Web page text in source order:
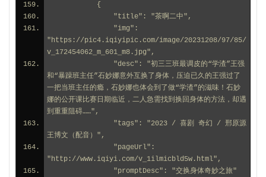
            {
                "title": "茶啊二中",
"https://pic4.iqiyipic.com/image/20231208/97/85/
v_172454062_m_601_m8.jpg",
和“暴躁班主任”石妙娜意外互换了身体，压迫已久的王强过了
一把当班主任的瘾，石妙娜也体会到了做“学渣”的滋味！石妙
娜的公开课比赛日期临近，二人急需找到换回身体的方法，却遇
到重重阻碍……",
王博文（配音）",
"http://www.iqiyi.com/v_1ilmicbld5w.html",
                "promptDesc": "交换身体奇妙之旅"